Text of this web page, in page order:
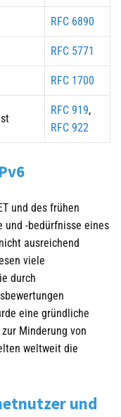
RFC 6890
RFC 5771
RFC 1700
RFC 919,
RFC 922
und des frühen
und -bedürfnisse eines
ausreichend
viele
durch
eine gründliche
Minderung von
weltweit die
und